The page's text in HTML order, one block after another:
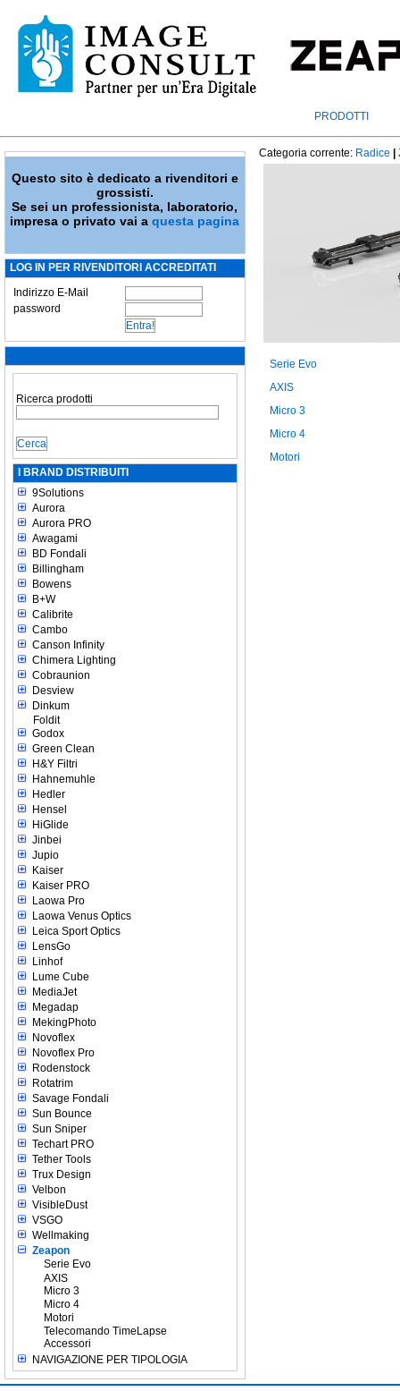
PRODOTTI
Questo sito è dedicato a rivenditori e
grossisti.
Se sei un professionista, laboratorio,
impresa o privato vai aquesta pagina
LOG IN PER RIVENDITORI ACCREDITATI
Indirizzo E-Mail
password
Ricerca prodotti
I BRAND DISTRIBUITI
9Solutions
Aurora
Aurora PRO
Awagami
BD Fondali
Billingham
Bowens
B+W
Calibrite
Cambo
Canson Infinity
Chimera Lighting
Cobraunion
Desview
Dinkum
Foldit
Godox
Green Clean
H&Y Filtri
Hahnemuhle
Hedler
Hensel
HiGlide
Jinbei
Jupio
Kaiser
Kaiser PRO
Laowa Pro
Laowa Venus Optics
Leica Sport Optics
LensGo
Linhof
Lume Cube
MediaJet
Megadap
MekingPhoto
Novoflex
Novoflex Pro
Rodenstock
Rotatrim
Savage Fondali
Sun Bounce
Sun Sniper
Techart PRO
Tether Tools
Trux Design
Velbon
VisibleDust
VSGO
Wellmaking
Zeapon
Serie Evo
AXIS
Micro 3
Micro 4
Motori
Telecomando TimeLapse
Accessori
NAVIGAZIONE PER TIPOLOGIA
Categoria corrente: Radice
Serie Evo
AXIS
Micro 3
Micro 4
Motori